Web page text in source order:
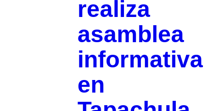
realiza
asamblea
informativa
en